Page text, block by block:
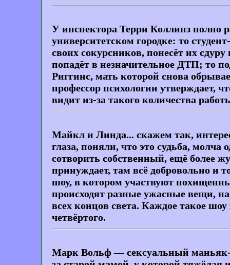
У инспектора Терри Коллинз полно
университетском городке: то
своих сокурсников, понесёт их
попадёт в незначительное ДТП; то
Риггинс, мать которой снова
профессор психологии утверждает,
видит из-за такого количества
Майкл и Линда... скажем так,
глаза, поняли, что это судьба,
сотворить собственный, ещё более
принуждает, там всё добровольно и
шоу, в котором участвуют
происходят разные ужасные вещи,
всех концов света. Каждое такое
четвёртого.
Марк Вольф — сексуальный маньяк-